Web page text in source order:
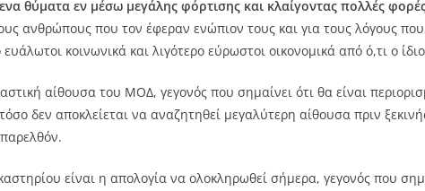
θύματα εν μέσω μεγάλης φόρτισης και κλαίγοντας πολλές
ανθρώπους που τον έφεραν ενώπιον τους και για τους λόγους
κοινωνικά και λιγότερο εύρωστοι οικονομικά από ό,τι ο
αίθουσα του ΜΟΔ, γεγονός που σημαίνει ότι θα είναι
δεν αποκλείεται να αναζητηθεί μεγαλύτερη αίθουσα πριν
είναι η απολογία να ολοκληρωθεί σήμερα, γεγονός που